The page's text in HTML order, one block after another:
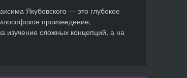
Якубовского — это глубокое
произведение,
изучение сложных концепций, а на